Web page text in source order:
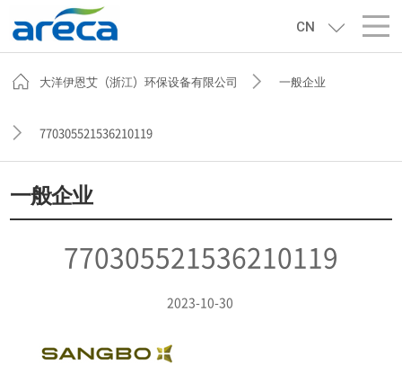
CN
大洋伊恩艾（浙江）环保设备有限公司 一般企业
770305521536210119
一般企业
770305521536210119
2023-10-30